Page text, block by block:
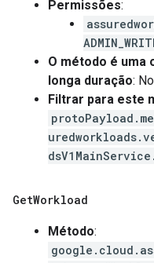
Permissões:
O método é uma
longa duração: No
Filtrar para este
GetWorkload
Método: